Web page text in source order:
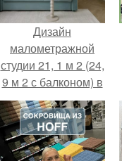
Дизайн
малометражной
студии 21, 1 м 2 (24,
9 м 2 с балконом) в
Краснодаре.